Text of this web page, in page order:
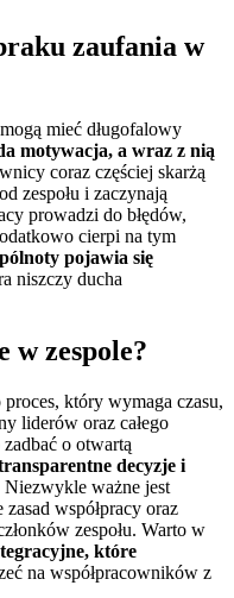
zaufania w
mieć długofalowy
motywacja, a wraz z nią
coraz częściej skarżą
zespołu i zaczynają
prowadzi do błędów,
cierpi na tym
pojawia się
niszczy ducha
w zespole?
który wymaga czasu,
liderów oraz całego
o otwartą
decyzje i
Niezwykle ważne jest
współpracy oraz
zespołu. Warto w
które
na współpracowników z